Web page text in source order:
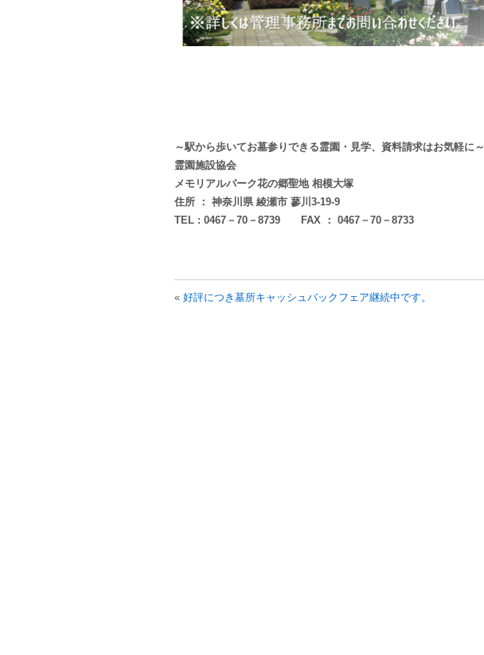
～駅から歩いてお墓参りできる霊園・見学、資料請求はお気軽に～
霊園施設協会
メモリアルパーク花の郷聖地 相模大塚
住所 ： 神奈川県 綾瀬市 蓼川3-19-9
TEL : 0467－70－8739 FAX ： 0467－70－8733
« 好評につき墓所キャッシュバックフェア継続中です。